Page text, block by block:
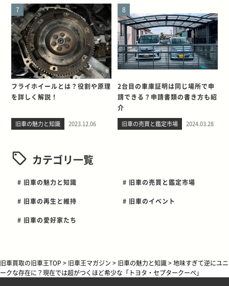
7
フライホイールとは？役割や原理
を詳しく解説！
旧車の魅力と知識 2023.12.06
8
2台目の車庫証明は同じ場所で申
請できる？申請書類の書き方も紹
介
旧車の売買と鑑定市場 2024.03.28
カテゴリ一覧
# 旧車の魅力と知識 # 旧車の売買と鑑定市場
# 旧車の再生と維持 # 旧車のイベント
# 旧車の愛好家たち
旧車買取の旧車王TOP > 旧車王マガジン > 旧車の魅力と知識>地味すぎて逆にユニ
ークな存在に？現在では超がつくほど希少な「トヨタ・セプタークーペ」